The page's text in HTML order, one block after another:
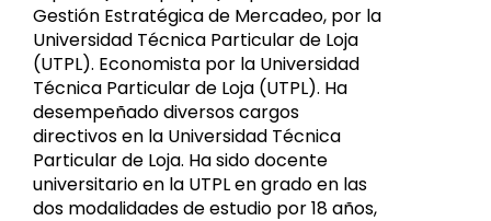
Gestión Estratégica de Mercadeo, por la
Universidad Técnica Particular de Loja
(UTPL). Economista por la Universidad
Técnica Particular de Loja (UTPL). Ha
desempeñado diversos cargos
directivos en la Universidad Técnica
Particular de Loja. Ha sido docente
universitario en la UTPL en grado en las
dos modalidades de estudio por 18 años,